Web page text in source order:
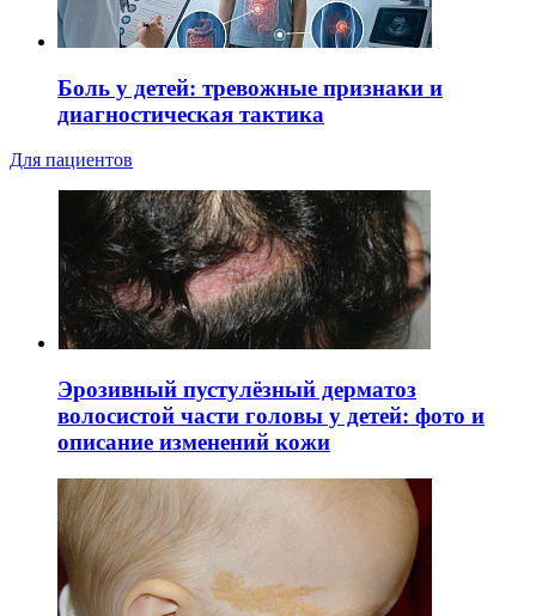
Боль у детей: тревожные признаки и
диагностическая тактика
Для пациентов
Эрозивный пустулёзный дерматоз
волосистой части головы у детей: фото и
описание изменений кожи